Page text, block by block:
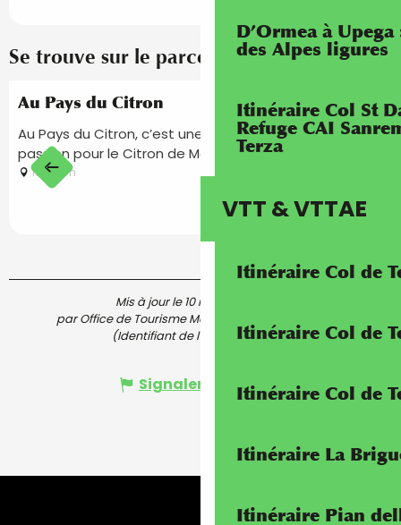
D’Ormea à
des Alpes ligures
Itinéraire Col St
Refuge CAI
Terza
VTT & VTTAE
Itinéraire Col de
Itinéraire Col de
Itinéraire Col de
Itinéraire La
Itinéraire Pian
Se trouve sur le parcours de...
Au Pays du Citron
Au Pays du Citron, c’est une histoire de famille et de
passion pour le Citron de Menton.
Menton
Mis à jour le 10 mai 2024 à 12:19
par Office de Tourisme Menton, Riviera & Merveilles
(Identifiant de l'offre :
5796643)
Signaler une erreur